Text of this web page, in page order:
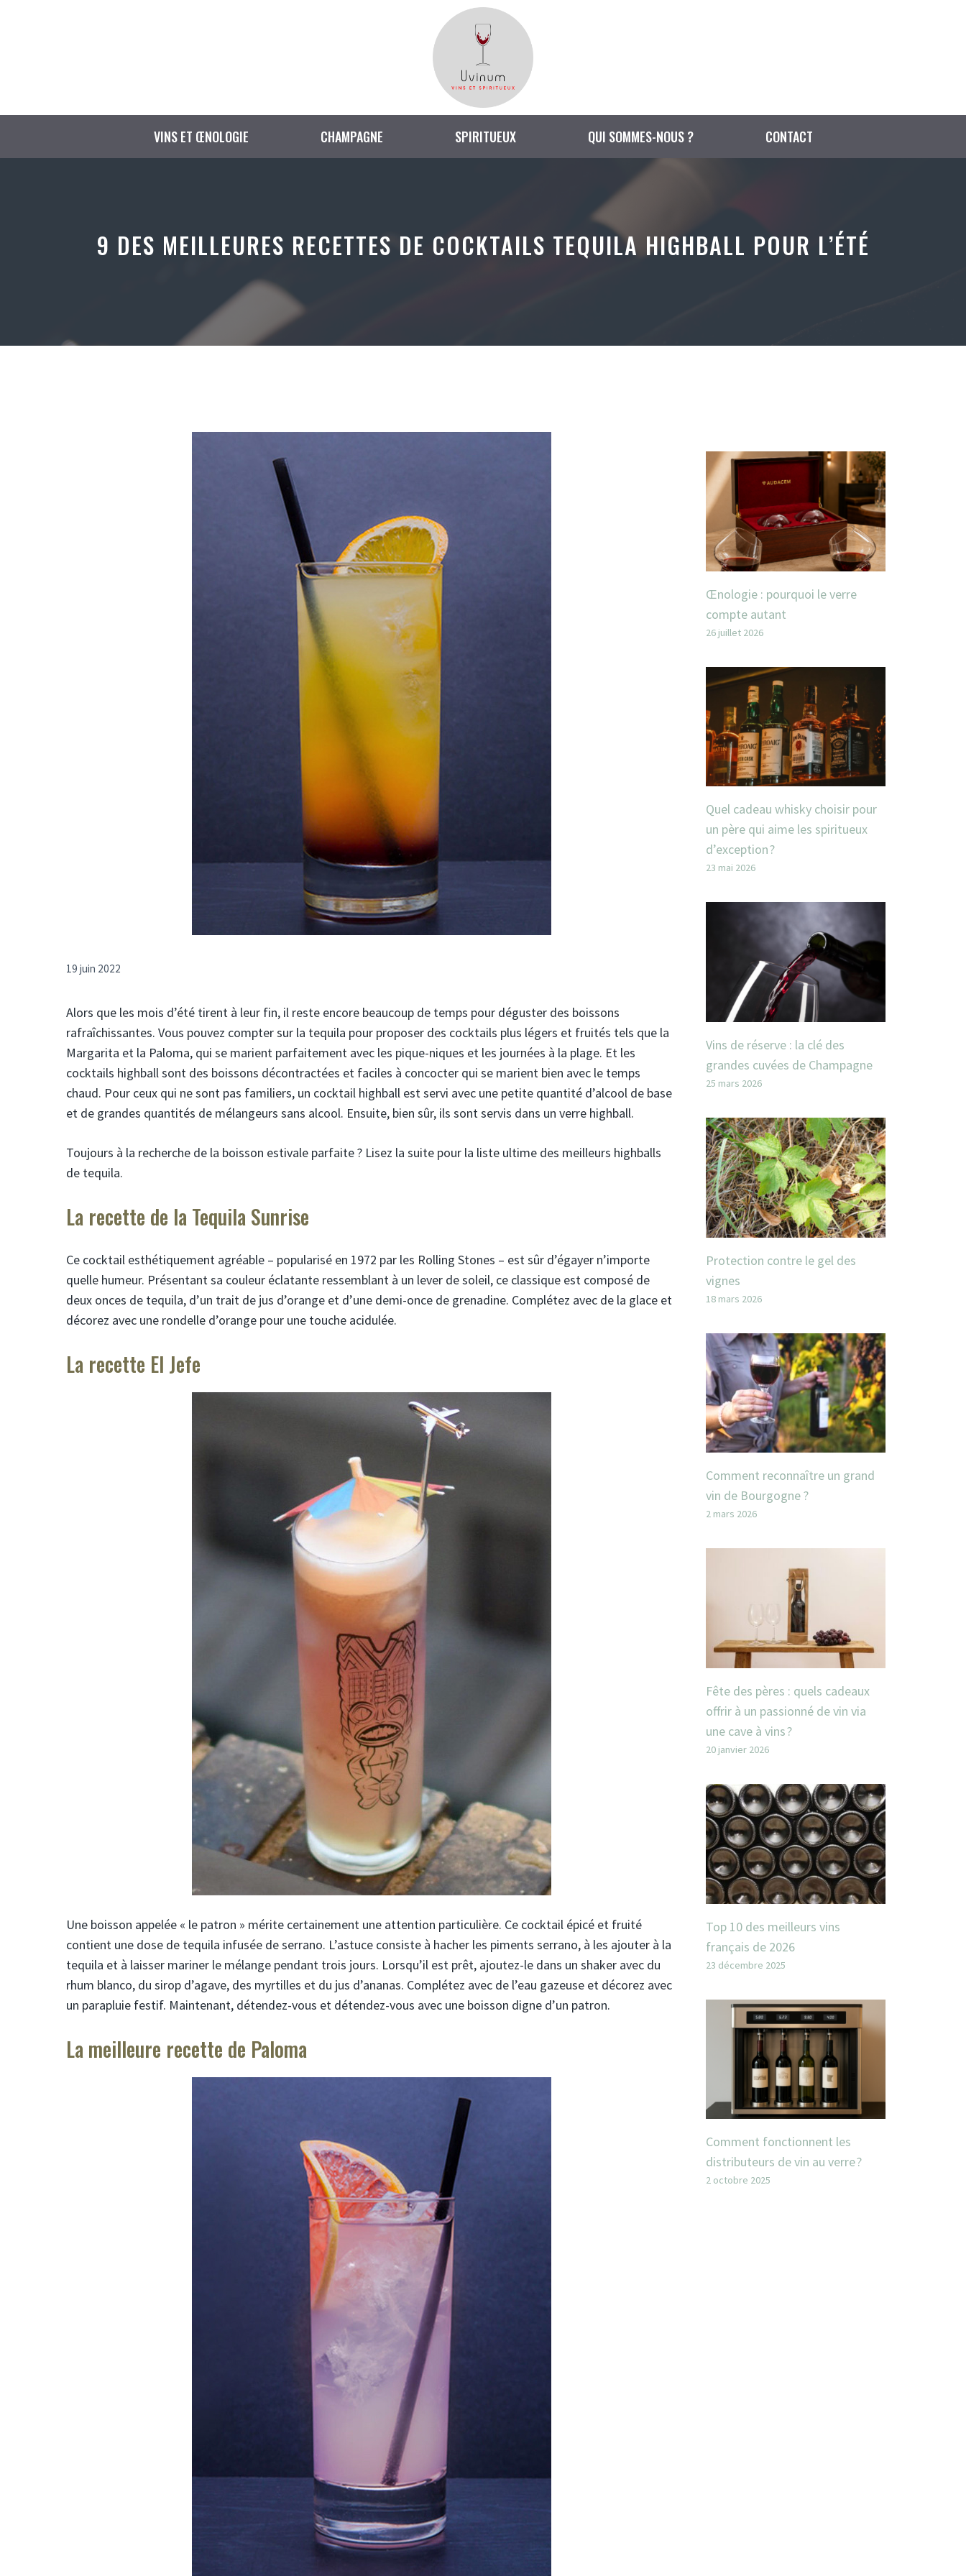
VINS ET ŒNOLOGIE CHAMPAGNE SPIRITUEUX QUI SOMMES-NOUS ? CONTACT
9 DES MEILLEURES RECETTES DE COCKTAILS TEQUILA HIGHBALL POUR L’ÉTÉ
19 juin 2022
Alors que les mois d’été tirent à leur fin, il reste encore beaucoup de temps pour déguster des boissons
rafraîchissantes. Vous pouvez compter sur la tequila pour proposer des cocktails plus légers et fruités tels que la
Margarita et la Paloma, qui se marient parfaitement avec les pique-niques et les journées à la plage. Et les
cocktails highball sont des boissons décontractées et faciles à concocter qui se marient bien avec le temps
chaud. Pour ceux qui ne sont pas familiers, un cocktail highball est servi avec une petite quantité d’alcool de base
et de grandes quantités de mélangeurs sans alcool. Ensuite, bien sûr, ils sont servis dans un verre highball.
Toujours à la recherche de la boisson estivale parfaite ? Lisez la suite pour la liste ultime des meilleurs highballs
de tequila.
La recette de la Tequila Sunrise
Ce cocktail esthétiquement agréable – popularisé en 1972 par les Rolling Stones – est sûr d’égayer n’importe
quelle humeur. Présentant sa couleur éclatante ressemblant à un lever de soleil, ce classique est composé de
deux onces de tequila, d’un trait de jus d’orange et d’une demi-once de grenadine. Complétez avec de la glace et
décorez avec une rondelle d’orange pour une touche acidulée.
La recette El Jefe
Une boisson appelée « le patron » mérite certainement une attention particulière. Ce cocktail épicé et fruité
contient une dose de tequila infusée de serrano. L’astuce consiste à hacher les piments serrano, à les ajouter à la
tequila et à laisser mariner le mélange pendant trois jours. Lorsqu’il est prêt, ajoutez-le dans un shaker avec du
rhum blanco, du sirop d’agave, des myrtilles et du jus d’ananas. Complétez avec de l’eau gazeuse et décorez avec
un parapluie festif. Maintenant, détendez-vous et détendez-vous avec une boisson digne d’un patron.
La meilleure recette de Paloma
Œnologie : pourquoi le verre
compte autant
26 juillet 2026
Quel cadeau whisky choisir pour
un père qui aime les spiritueux
d’exception ?
23 mai 2026
Vins de réserve : la clé des
grandes cuvées de Champagne
25 mars 2026
Protection contre le gel des
vignes
18 mars 2026
Comment reconnaître un grand
vin de Bourgogne ?
2 mars 2026
Fête des pères : quels cadeaux
offrir à un passionné de vin via
une cave à vins ?
20 janvier 2026
Top 10 des meilleurs vins
français de 2026
23 décembre 2025
Comment fonctionnent les
distributeurs de vin au verre ?
2 octobre 2025